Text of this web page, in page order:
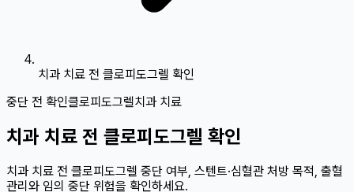
치과 치료 전 클로피도그렐 확인
중단 전 확인클로피도그렐치과 치료
치과 치료 전 클로피도그렐 확인
치과 치료 전 클로피도그렐 중단 여부, 스텐트·심혈관 처방 목적, 출혈
관리와 임의 중단 위험을 확인하세요.